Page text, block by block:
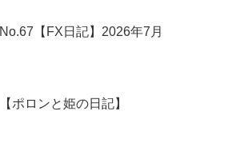
No.67【FX日記】2026年7月
【ポロンと姫の日記】